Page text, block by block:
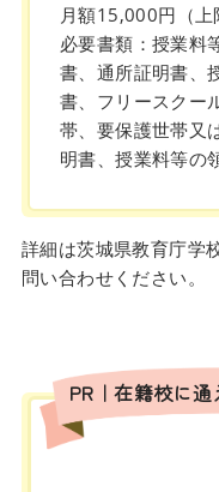
月額15,000円（上
必要書類：授業料
書、通所証明書、
書、フリースクー
帯、要保護世帯又
明書、授業料等の
詳細は茨城県教育庁学
問い合わせください。
PR｜在籍校に通